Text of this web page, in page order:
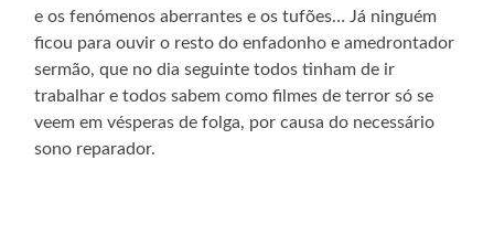
e os fenómenos aberrantes e os tufões… Já ninguém
ficou para ouvir o resto do enfadonho e amedrontador
sermão, que no dia seguinte todos tinham de ir
trabalhar e todos sabem como filmes de terror só se
veem em vésperas de folga, por causa do necessário
sono reparador.